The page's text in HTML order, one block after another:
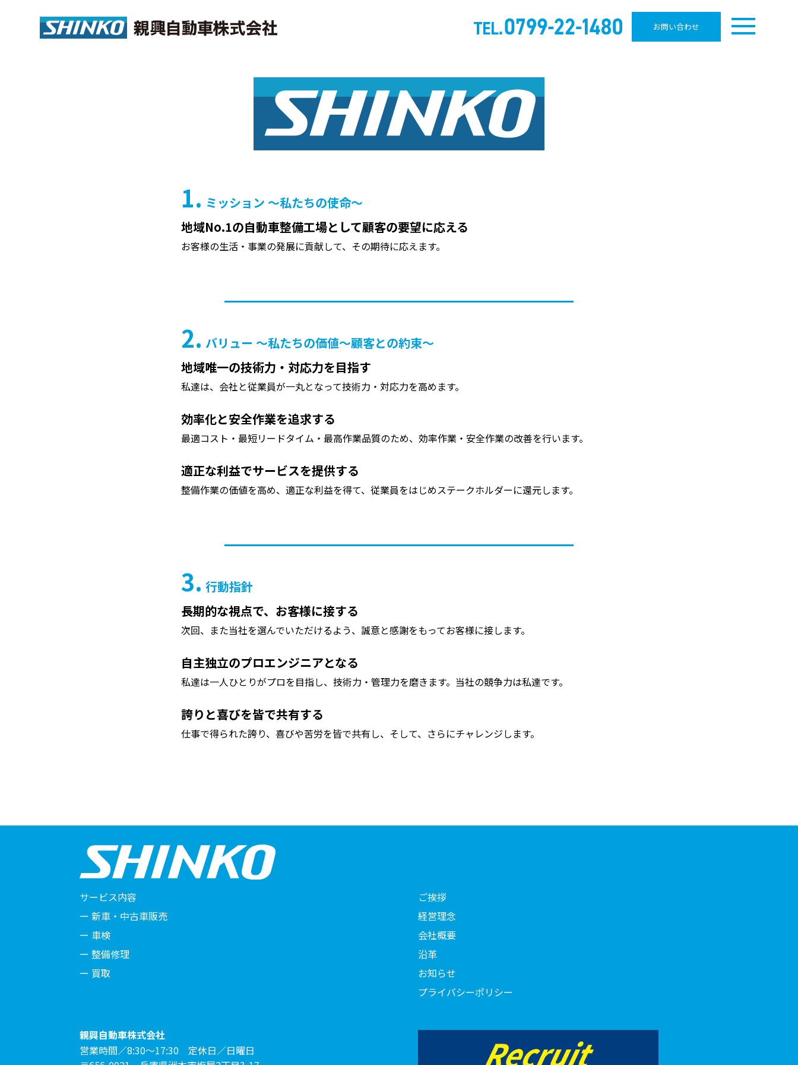
お問い合わせ
1. ミッション ～私たちの使命～
地域No.1の自動車整備工場として顧客の要望に応える
お客様の生活・事業の発展に貢献して、その期待に応えます。
2. バリュー ～私たちの価値～顧客との約束～
地域唯一の技術力・対応力を目指す
私達は、会社と従業員が一丸となって技術力・対応力を高めます。
効率化と安全作業を追求する
最適コスト・最短リードタイム・最高作業品質のため、効率作業・安全作業の改善を行います。
適正な利益でサービスを提供する
整備作業の価値を高め、適正な利益を得て、従業員をはじめステークホルダーに還元します。
3. 行動指針
長期的な視点で、お客様に接する
次回、また当社を選んでいただけるよう、誠意と感謝をもってお客様に接します。
自主独立のプロエンジニアとなる
私達は一人ひとりがプロを目指し、技術力・管理力を磨きます。当社の競争力は私達です。
誇りと喜びを皆で共有する
仕事で得られた誇り、喜びや苦労を皆で共有し、そして、さらにチャレンジします。
サービス内容
ー新車・中古車販売
ー 車検
ー整備修理
ー 買取
ご挨拶
経営理念
会社概要
沿革
お知らせ
プライバシーポリシー
親興自動車株式会社
営業時間／8:30～17:30 定休日／日曜日